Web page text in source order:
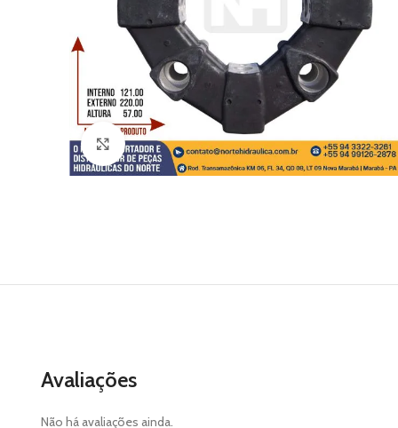
Clique para ampliar
Avaliações
Não há avaliações ainda.